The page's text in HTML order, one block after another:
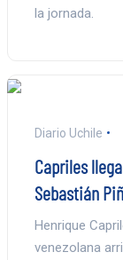
la jornada.
Diario Uchile
Capriles
Sebastián
Henrique
venezolana